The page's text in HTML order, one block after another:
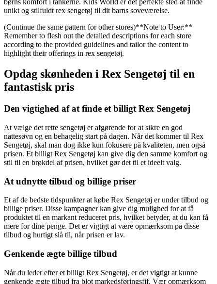
børns komfort i tankerne. Kids World er det perfekte sted at finde
unikt og stilfuldt rex sengetøj til dit barns soveværelse.
(Continue the same pattern for other stores)**Note to User:**
Remember to flesh out the detailed descriptions for each store
according to the provided guidelines and tailor the content to
highlight their offerings in rex sengetøj.
Opdag skønheden i Rex Sengetøj til en
fantastisk pris
Den vigtighed af at finde et billigt Rex Sengetøj
At vælge det rette sengetøj er afgørende for at sikre en god
nattesøvn og en behagelig start på dagen. Når det kommer til Rex
Sengetøj, skal man dog ikke kun fokusere på kvaliteten, men også
prisen. Et billigt Rex Sengetøj kan give dig den samme komfort og
stil til en brøkdel af prisen, hvilket gør det til et ideelt valg.
At udnytte tilbud og billige priser
Et af de bedste tidspunkter at købe Rex Sengetøj er under tilbud og
billige priser. Disse kampagner kan give dig mulighed for at få
produktet til en markant reduceret pris, hvilket betyder, at du kan få
mere for dine penge. Det er vigtigt at være opmærksom på disse
tilbud og hurtigt slå til, når prisen er lav.
Genkende ægte billige tilbud
Når du leder efter et billigt Rex Sengetøj, er det vigtigt at kunne
genkende ægte tilbud fra blot markedsføringsfif. Vær opmærksom